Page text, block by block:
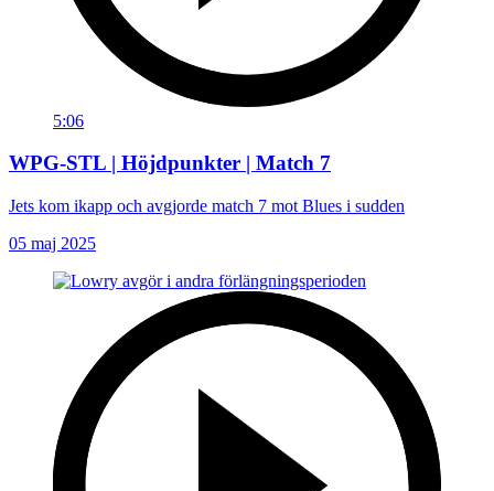
5:06
WPG-STL | Höjdpunkter | Match 7
Jets kom ikapp och avgjorde match 7 mot Blues i sudden
05 maj 2025